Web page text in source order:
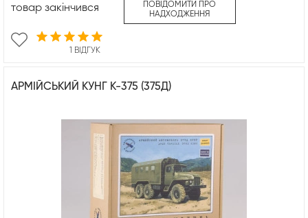
1 ВІДГУК
товар закінчився
ПОВІДОМИТИ ПРО
НАДХОДЖЕННЯ
АРМІЙСЬКИЙ КУНГ К-375 (375Д)